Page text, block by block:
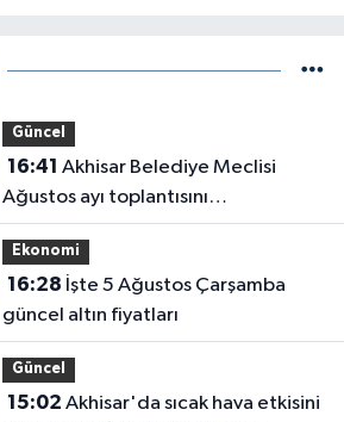
Güncel
16:41
Ağustos ayı toplantısını
gerçekleştirdi
Ekonomi
16:28
güncel altın fiyatları
Güncel
15:02